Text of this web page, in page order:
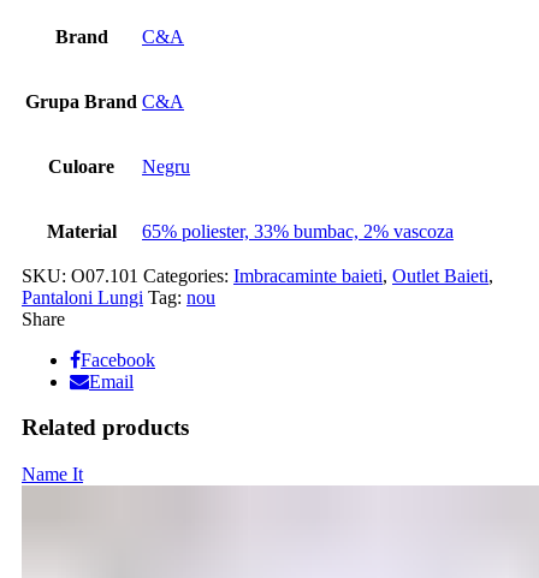
Brand C&A
Grupa Brand C&A
Culoare Negru
Material 65% poliester, 33% bumbac, 2% vascoza
SKU: O07.101 Categories: Imbracaminte baieti, Outlet Baieti,
Pantaloni Lungi Tag: nou
Share
Facebook
Email
Related products
Name It